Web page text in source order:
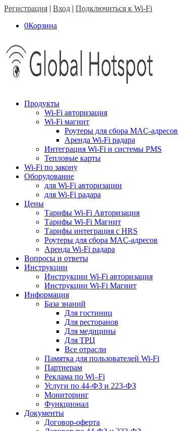
Регистрация | Вход | Подключиться к Wi-Fi
0Корзина
Продукты
Wi-Fi авторизация
Wi-Fi магнит
Роутеры для сбора MAC-адресов
Аренда Wi-Fi радара
Интеграция Wi-Fi и системы PMS
Тепловые карты
Wi-Fi по закону
Оборудование
для Wi-Fi авторизации
для Wi-Fi радара
Цены
Тарифы Wi-Fi Авторизация
Тарифы Wi-Fi Магнит
Тарифы интеграция с HRS
Роутеры для сбора MAC-адресов
Аренда Wi-Fi радара
Вопросы и ответы
Инструкции
Инструкции Wi-Fi авторизация
Инструкции Wi-Fi Магнит
Информация
База знаний
Для гостиниц
Для ресторанов
Для медицины
Для ТРЦ
Все отрасли
Памятка для пользователей Wi-Fi
Партнерам
Реклама по Wi–Fi
Услуги по 44-ФЗ и 223-ФЗ
Мониторинг
Функционал
Документы
Договор-оферта